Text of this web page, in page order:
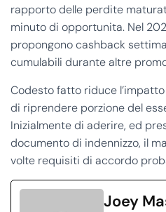
rapporto delle perdite
minuto di opportunita. Nel
propongono cashback
cumulabili durante altre
Codesto fatto riduce
di riprendere porzione del
Inizialmente di aderire, ed
documento di indennizzo, il
volte requisiti di accordo
Joey